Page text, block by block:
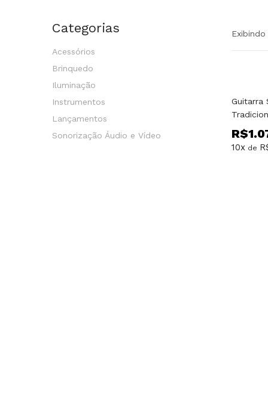
Categorias
Acessórios
Brinquedo
Iluminação
Instrumentos
Lançamentos
Sonorização Áudio e Vídeo
Guitarra
R$
10x de